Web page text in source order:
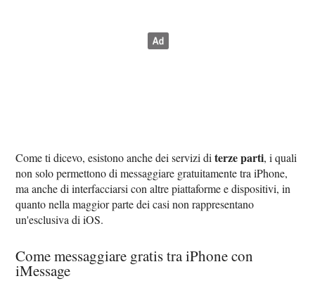
Come ti dicevo, esistono anche dei servizi diterze parti, i quali
non solo permettono di messaggiare gratuitamente tra iPhone,
ma anche di interfacciarsi con altre piattaforme e dispositivi, in
quanto nella maggior parte dei casi non rappresentano
un'esclusiva di iOS.
Come messaggiare gratis tra iPhone con
iMessage